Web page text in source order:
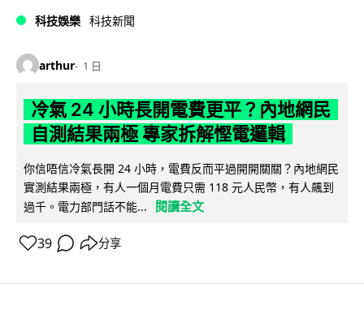
科技娛樂 科技新聞
arthur 1 日
冷氣 24 小時長開電費更平？內地網民
自測結果兩極 專家拆解慳電邏輯
你信唔信冷氣長開 24 小時，電費反而平過開開關關？內地網民
實測結果兩極，有人一個月電費只需 118 元人民幣，有人飆到
過千。電力部門話不能...
閱讀全文
39 分享